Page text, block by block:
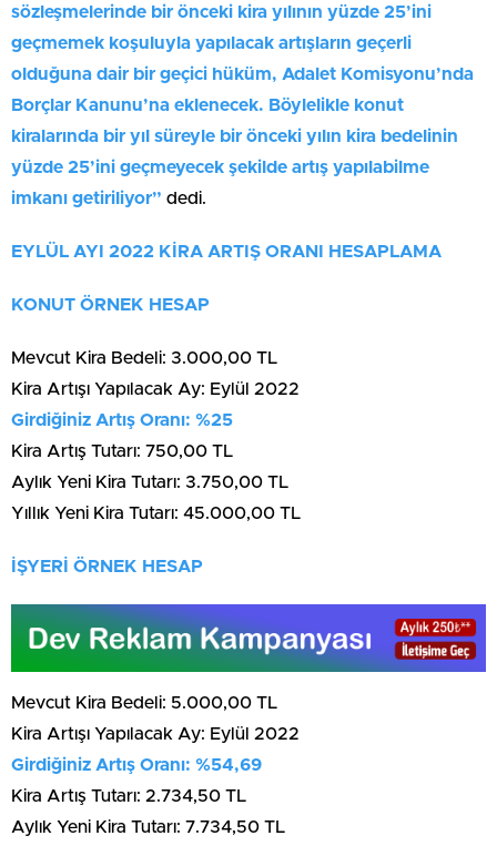
sözleşmelerinde bir önceki kira yılının yüzde 25’ini
geçmemek koşuluyla yapılacak artışların geçerli
olduğuna dair bir geçici hüküm, Adalet Komisyonu’nda
Borçlar Kanunu’na eklenecek. Böylelikle konut
kiralarında bir yıl süreyle bir önceki yılın kira bedelinin
yüzde 25’ini geçmeyecek şekilde artış yapılabilme
imkanı getiriliyor” dedi.
EYLÜL AYI 2022 KİRA ARTIŞ ORANI HESAPLAMA
KONUT ÖRNEK HESAP
Mevcut Kira Bedeli: 3.000,00 TL
Kira Artışı Yapılacak Ay: Eylül 2022
Girdiğiniz Artış Oranı: %25
Kira Artış Tutarı: 750,00 TL
Aylık Yeni Kira Tutarı: 3.750,00 TL
Yıllık Yeni Kira Tutarı: 45.000,00 TL
İŞYERİ ÖRNEK HESAP
Mevcut Kira Bedeli: 5.000,00 TL
Kira Artışı Yapılacak Ay: Eylül 2022
Girdiğiniz Artış Oranı: %54,69
Kira Artış Tutarı: 2.734,50 TL
Aylık Yeni Kira Tutarı: 7.734,50 TL